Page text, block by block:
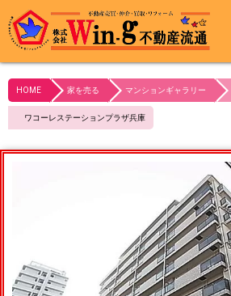
最終更新日:2023/11/07
HOME 家を売る マンションギャラリー
ワコーレステーションプラザ兵庫